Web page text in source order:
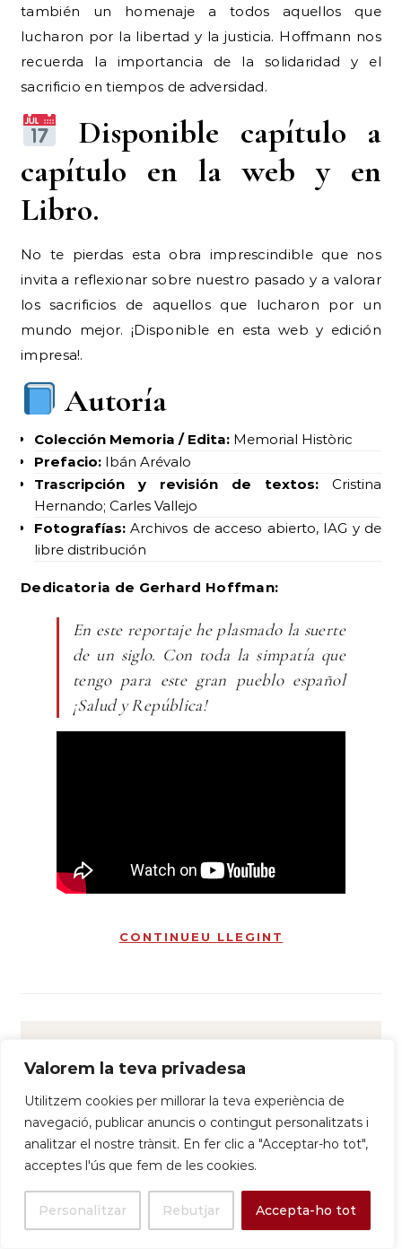
Valorem la teva privadesa
Utilitzem cookies per millorar la teva experiència de
navegació, publicar anuncis o contingut personalitzats i
analitzar el nostre trànsit. En fer clic a "Acceptar-ho tot",
acceptes l'ús que fem de les cookies.
Personalitzar Rebutjar Accepta-ho tot
también un homenaje a todos aquellos que
lucharon por la libertad y la justicia. Hoffmann nos
recuerda la importancia de la solidaridad y el
sacrificio en tiempos de adversidad.
Disponible capítulo a
capítulo en la web y en
Libro.
No te pierdas esta obra imprescindible que nos
invita a reflexionar sobre nuestro pasado y a valorar
los sacrificios de aquellos que lucharon por un
mundo mejor. ¡Disponible en esta web y edición
impresa!.
Autoría
Colección Memoria / Edita: Memorial Històric
Prefacio: Ibán Arévalo
Trascripción y revisión de textos: Cristina
Hernando; Carles Vallejo
Fotografías: Archivos de acceso abierto, IAG y de
libre distribución
Dedicatoria de Gerhard Hoffman:
En este reportaje he plasmado la suerte
de un siglo. Con toda la simpatía que
tengo para este gran pueblo español
¡Salud y República!
CONTINUEU LLEGINT